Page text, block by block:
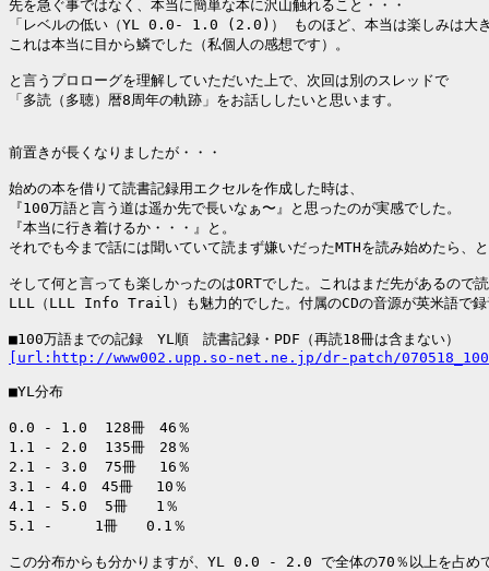
先を急ぐ事ではなく、本当に簡単な本に沢山触れること・・・
「レベルの低い（YL 0.0- 1.0 (2.0)） ものほど、本当は楽しみは大
これは本当に目から鱗でした（私個人の感想です）。
と言うプロローグを理解していただいた上で、次回は別のスレッドで
「多読（多聴）暦8周年の軌跡」をお話ししたいと思います。
前置きが長くなりましたが・・・
始めの本を借りて読書記録用エクセルを作成した時は、
『100万語と言う道は遥か先で長いなぁ〜』と思ったのが実感でした。
『本当に行き着けるか・・・』と。
それでも今まで話には聞いていて読まず嫌いだったMTHを読み始めたら
そして何と言っても楽しかったのはORTでした。これはまだ先があるので
LLL（LLL Info Trail）も魅力的でした。付属のCDの音源が英米語で録
[url:http://www002.upp.so-net.ne.jp/dr-patch/
■YL分布
0.0 - 1.0  128冊　46％
1.1 - 2.0  135冊　28％
2.1 - 3.0  75冊　 16％
3.1 - 4.0　45冊　 10％
4.1 - 5.0  5冊　　1％
5.1 -　　　1冊　　0.1％
この分布からも分かりますが、YL 0.0 - 2.0 で全体の70％以上を占め